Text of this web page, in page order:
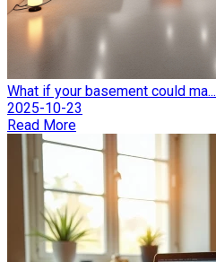
What if your basement could ma...
2025-10-23
Read More